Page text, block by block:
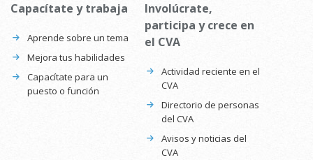
Capacítate y trabaja
Aprende sobre un tema
Mejora tus habilidades
Capacítate para un
puesto o función
Involúcrate,
participa y crece en
el CVA
Actividad reciente en el
CVA
Directorio de personas
del CVA
Avisos y noticias del
CVA